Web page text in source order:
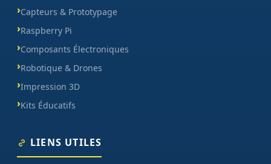
Capteurs & Prototypage
Raspberry Pi
Composants Électroniques
Robotique & Drones
Impression 3D
Kits Éducatifs
LIENS UTILES